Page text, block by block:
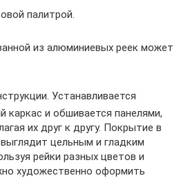
палитрой.
из алюминиевых реек может
Устанавливается
каркас и обшивается панелями,
их друг к другу. Покрытие в
цельным и гладким
рейки разных цветов и
художественно оформить